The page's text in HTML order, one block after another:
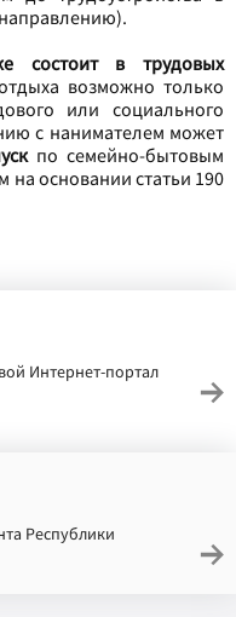
состоит в трудовых
возможно только
или социального
с нанимателем может
по семейно-бытовым
основании статьи 190
Интернет-портал
Республики